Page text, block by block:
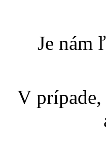
Je nám
V prípade,